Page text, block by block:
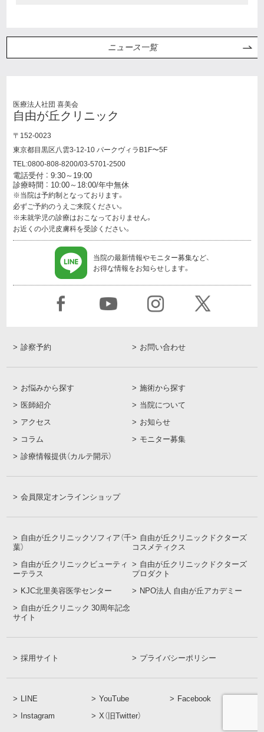
ニュース一覧
医療法人社団 喜美会
自由が丘クリニック
〒152-0023
東京都目黒区八雲3-12-10 パークヴィラB1F〜5F
TEL:0800-808-8200/03-5701-2500
電話受付 ： 9:30～19:00
診療時間 ： 10:00～18:00/年中無休
※当院は予約制となっております。
必ずご予約のうえご来院ください。
※未就学児の診療はおこなっておりません。
お近くの小児皮膚科を受診ください。
当院の最新情報やモニター募集など、
お得な情報をお知らせします。
診察予約 お問い合わせ
お悩みから探す
施術から探す
医師紹介
当院について
アクセス
お知らせ
コラム
モニター募集
診療情報提供（カルテ開示）
会員限定オンラインショップ
自由が丘クリニックソフィア（千
葉）
自由が丘クリニックドクターズ
コスメティクス
自由が丘クリニックビューティ
ーテラス
自由が丘クリニックドクターズ
プロダクト
KJC北里美容医学センター
NPO法人 自由が丘アカデミー
自由が丘クリニック 30周年記念
サイト
採用サイト プライバシーポリシー
LINE YouTube
Facebook
Instagram
X（旧Twitter）